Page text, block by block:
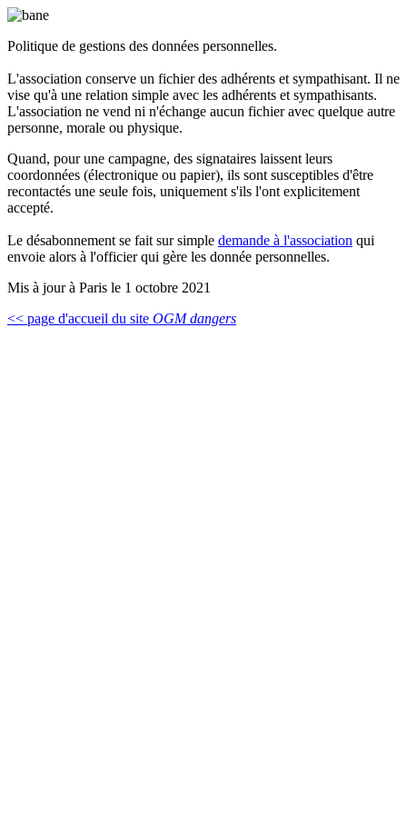
Politique de gestions des données personnelles.
L'association conserve un fichier des adhérents et sympathisant. Il ne
vise qu'à une relation simple avec les adhérents et sympathisants.
L'association ne vend ni n'échange aucun fichier avec quelque autre
personne, morale ou physique.
Quand, pour une campagne, des signataires laissent leurs
coordonnées (électronique ou papier), ils sont susceptibles d'être
recontactés une seule fois, uniquement s'ils l'ont explicitement
accepté.
Le désabonnement se fait sur simple demande à l'association qui
envoie alors à l'officier qui gère les donnée personnelles.
Mis à jour à Paris le 1 octobre 2021
<< page d'accueil du site OGM dangers